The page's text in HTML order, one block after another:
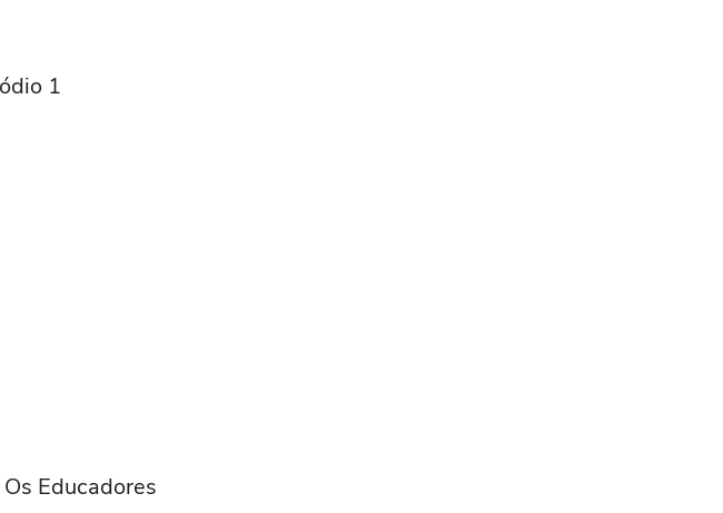
1
Educadores